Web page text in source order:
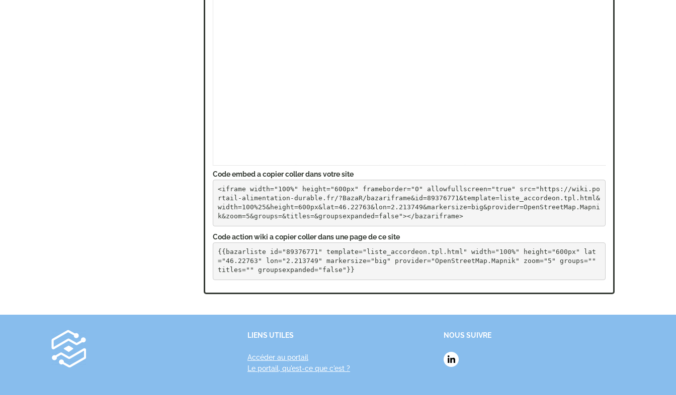
Code embed a copier coller dans votre site
<iframe width="100%" height="600px" frameborder="0" allowfullscreen="true" src="https://wiki.po
rtail-alimentation-durable.fr/?BazaR/bazariframe&id=89376771&template=liste_accordeon.tpl.html&
width=100%25&height=600px&lat=46.22763&lon=2.213749&markersize=big&provider=OpenStreetMap.Mapni
k&zoom=5&groups=&titles=&groupsexpanded=false"></bazariframe>
Code action wiki a copier coller dans une page de ce site
{{bazarliste id="89376771" template="liste_accordeon.tpl.html" width="100%" height="600px" lat
="46.22763" lon="2.213749" markersize="big" provider="OpenStreetMap.Mapnik" zoom="5" groups=""
titles="" groupsexpanded="false"}}
LIENS UTILES
Accéder au portail
Le portail, qu'est-ce que c'est ?
NOUS SUIVRE